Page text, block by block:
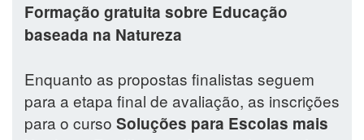
Formação gratuita sobre Educação
baseada na Natureza
Enquanto as propostas finalistas seguem
para a etapa final de avaliação, as inscrições
para o curso Soluções para Escolas mais